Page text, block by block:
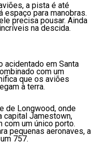
a pista é até
espaço para manobras.
precisa pousar. Ainda
na descida.
acidentado em Santa
com um
que os aviões
à terra.
de Longwood, onde
capital Jamestown,
com um único porto.
pequenas aeronaves, a
757.